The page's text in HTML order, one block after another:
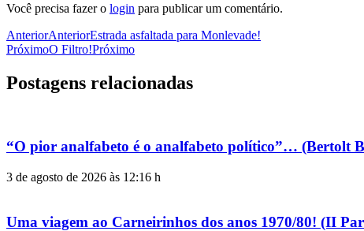
Você precisa fazer o login para publicar um comentário.
AnteriorAnteriorEstrada asfaltada para Monlevade!
PróximoO Filtro!Próximo
Postagens relacionadas
“O pior analfabeto é o analfabeto político”… (Bertolt
3 de agosto de 2026 às 12:16 h
Uma viagem ao Carneirinhos dos anos 1970/80! (II